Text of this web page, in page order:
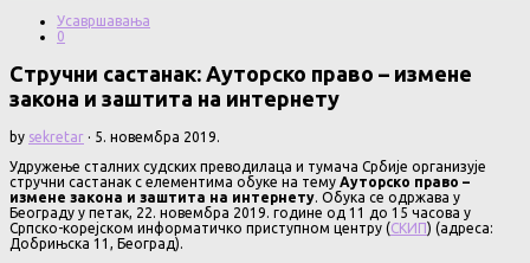
Усавршавања
0
Стручни састанак: Ауторско право – измене
закона и заштита на интернету
by sekretar · 5. новембра 2019.
Удружење сталних судских преводилаца и тумача Србије организује
стручни састанак с елементима обуке на тему Ауторско право –
измене закона и заштита на интернету. Обука се одржава у
Београду у петак, 22. новембра 2019. године од 11 до 15 часова у
Српско-корејском информатичко приступном центру (СКИП) (адреса:
Добрињска 11, Београд).